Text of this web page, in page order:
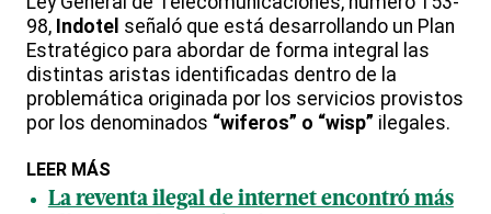
98, Indotel señaló que está desarrollando un Plan
Estratégico para abordar de forma integral las
distintas aristas identificadas dentro de la
problemática originada por los servicios provistos
por los denominados “wiferos” o “wisp” ilegales.
LEER MÁS
La reventa ilegal de internet encontró más